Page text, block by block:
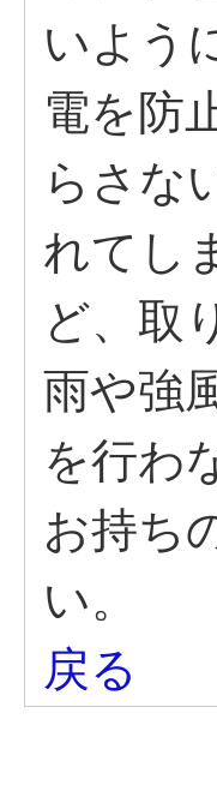
いよう
電を防
らさな
れてし
ど、取
雨や強
を行わ
お持ち
い。
戻る